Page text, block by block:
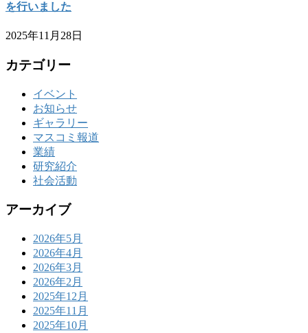
を行いました
2025年11月28日
カテゴリー
イベント
お知らせ
ギャラリー
マスコミ報道
業績
研究紹介
社会活動
アーカイブ
2026年5月
2026年4月
2026年3月
2026年2月
2025年12月
2025年11月
2025年10月